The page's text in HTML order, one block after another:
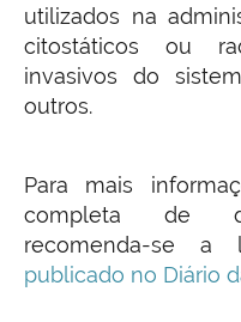
utilizados na
citostáticos ou
invasivos do
outros.
Para mais
completa de
recomenda-se a
publicado no Diário